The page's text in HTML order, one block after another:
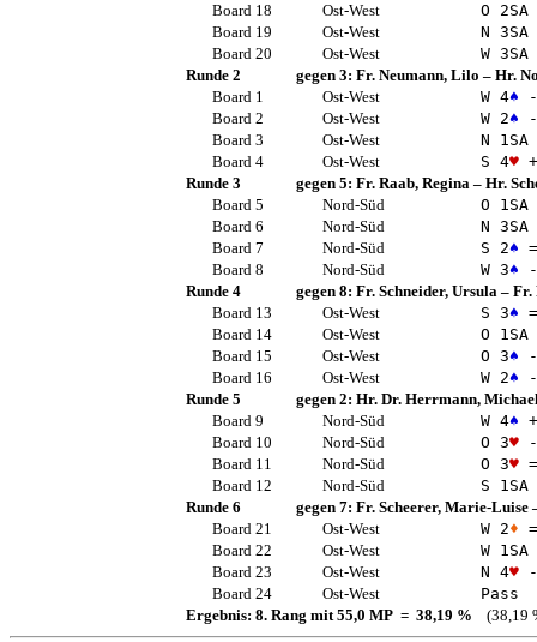
Board 18
Ost-West O 2SA
Board 19
Ost-West N 3SA
Board 20
Ost-West W 3SA
Runde 2
gegen 3: Fr. Neumann, Lilo – Hr.
Board 1
Ost-West W 4♠
Board 2
Ost-West W 2♠
Board 3
Ost-West N 1SA
Board 4
Ost-West S 4♥
Runde 3
gegen 5: Fr. Raab, Regina– Hr.
Board 5
Nord-Süd O 1SA
Board 6
Nord-Süd N 3SA
Board 7
Nord-Süd S 2♠ =
Board 8
Nord-Süd W 3♠
Runde 4
gegen 8: Fr. Schneider, Ursula– Fr.
Board 13
Ost-West S 3♠ =
Board 14
Ost-West O 1SA
Board 15
Ost-West O 3♠
Board 16
Ost-West W 2♠
Runde 5
gegen 2: Hr. Dr. Herrmann,
Board 9
Nord-Süd W 4♠
Board 10
Nord-Süd O 3♥-
Board 11
Nord-Süd O 3♥=
Board 12
Nord-Süd S 1SA
Runde 6
gegen 7: Fr. Scheerer, Marie-Luise
Board 21
Ost-West W 2♦ =
Board 22
Ost-West W 1SA
Board 23
Ost-West N 4♥-
Board 24
Ost-West
Pass
Ergebnis: 8. Rang mit 55,0 MP = 38,19 % (38,19